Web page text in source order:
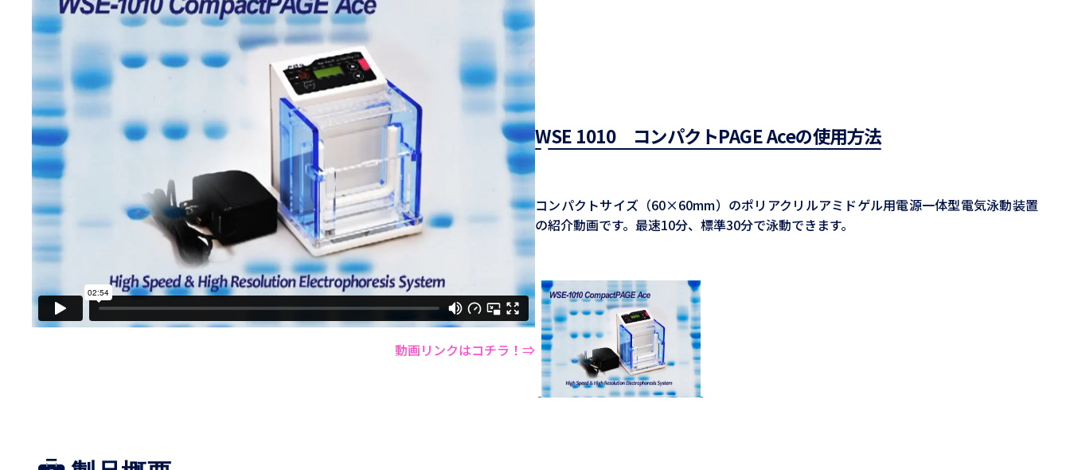
動画リンクはコチラ！⇒
WSE 1010 コンパクトPAGE Aceの使用方法
コンパクトサイズ（60×60mm）のポリアクリルアミドゲル用電源一体型電気泳動装置
の紹介動画です。最速10分、標準30分で泳動できます。